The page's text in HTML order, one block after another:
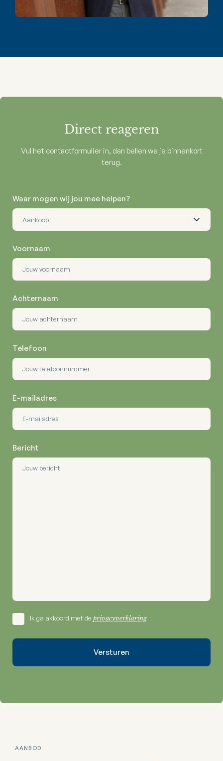
Direct reageren
Vul het contactformulier in, dan bellen we je binnenkort
terug.
Waar mogen wij jou mee helpen?
Voornaam
Achternaam
Telefoon
E-mailadres
Bericht
Ik ga akkoord met de privacyverklaring
AANBOD